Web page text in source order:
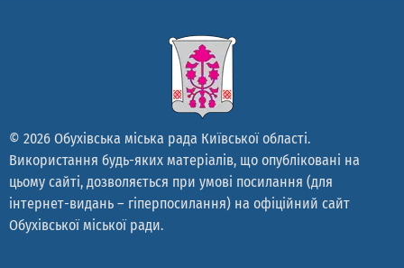
© 2026 Обухівська міська рада Київської області.
Використання будь-яких матеріалів, що опубліковані на
цьому сайті, дозволяється при умові посилання (для
інтернет-видань – гіперпосилання) на офіційний сайт
Обухівської міської ради.